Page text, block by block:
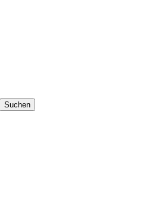
Suchen